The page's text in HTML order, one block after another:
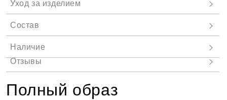
Полный образ